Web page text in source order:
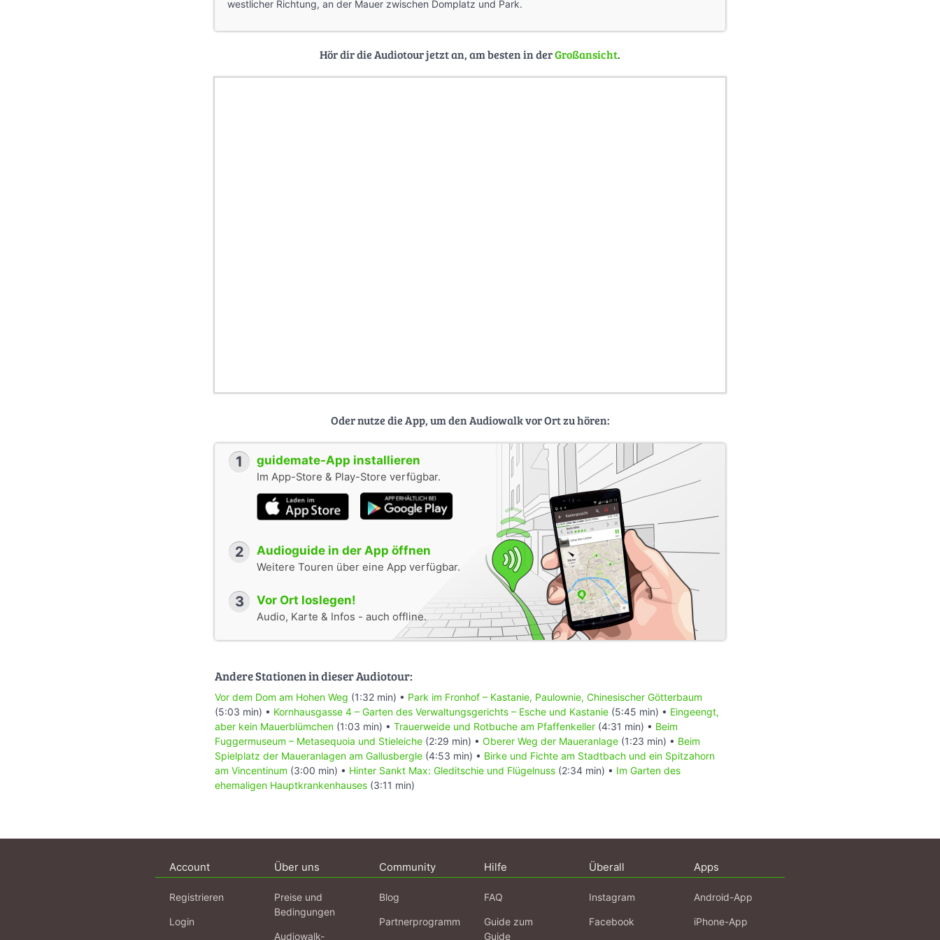
westlicher Richtung, an der Mauer zwischen Domplatz und Park.
Hör dir die Audiotour jetzt an, am besten in derGroßansicht.
Oder nutze die App, um den Audiowalk vor Ort zu hören:
1 guidemate-App installieren
Im App-Store & Play-Store verfügbar.
2 Audioguide in der App öffnen
Weitere Touren über eine App verfügbar.
3 Vor Ort loslegen!
Audio, Karte & Infos - auch offline.
Andere Stationen in dieser Audiotour:
Vor dem Dom am Hohen Weg (1:32 min) • Park im Fronhof – Kastanie, Paulownie, Chinesischer Götterbaum
(5:03 min) • Kornhausgasse 4 – Garten des Verwaltungsgerichts – Esche und Kastanie (5:45 min) • Eingeengt,
aber kein Mauerblümchen (1:03 min) • Trauerweide und Rotbuche am Pfaffenkeller (4:31 min) • Beim
Fuggermuseum – Metasequoia und Stieleiche (2:29 min) • Oberer Weg der Maueranlage (1:23 min) • Beim
Spielplatz der Maueranlagen am Gallusbergle (4:53 min) • Birke und Fichte am Stadtbach und ein Spitzahorn
am Vincentinum (3:00 min) • Hinter Sankt Max: Gleditschie und Flügelnuss (2:34 min) • Im Garten des
ehemaligen Hauptkrankenhauses (3:11 min)
Account
Registrieren
Login
Über uns
Preise und
Bedingungen
Audiowalk-
Community
Blog
Partnerprogramm
Hilfe
FAQ
Guide zum
Guide
Überall
Instagram
Facebook
Apps
Android-App
iPhone-App